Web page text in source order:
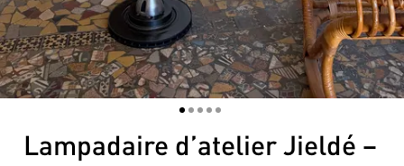
12345
Lampadaire d’atelier Jieldé –